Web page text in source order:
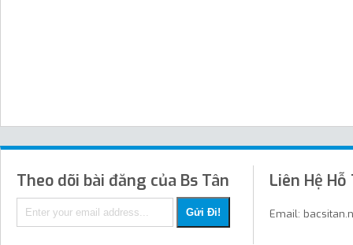
Theo dõi bài đăng của Bs Tân Liên Hệ Hỗ
Email: